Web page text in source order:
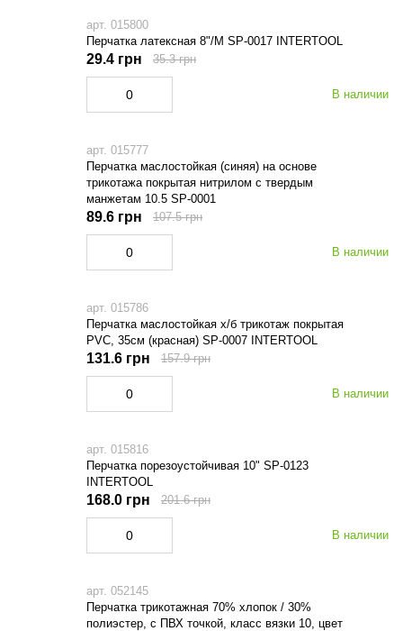
арт. 015800
Перчатка латексная 8"/M SP-0017 INTERTOOL
В наличии
29.4 грн 35.3 грн
арт. 015777
Перчатка маслостойкая (синяя) на основе
трикотажа покрытая нитрилом с твердым
манжетам 10.5 SP-0001
В наличии
89.6 грн 107.5 грн
арт. 015786
Перчатка маслостойкая х/б трикотаж покрытая
PVC, 35см (красная) SP-0007 INTERTOOL
В наличии
131.6 грн 157.9 грн
арт. 015816
Перчатка порезоустойчивая 10" SP-0123
INTERTOOL
В наличии
168.0 грн 201.6 грн
арт. 052145
Перчатка трикотажная 70% хлопок / 30%
полиэстер, с ПВХ точкой, класс вязки 10, цвет